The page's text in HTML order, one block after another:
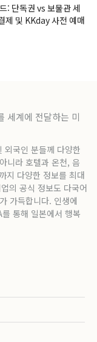
: 단독권 vs 보물관 세
제 및 KKday 사전 예매
세계에 전달하는 미
외국인 분들께 다양한
니라 호텔과 온천, 음
지 다양한 정보를 최대
의 공식 정보도 다국어
가득합니다. 인생에
통해 일본에서 행복